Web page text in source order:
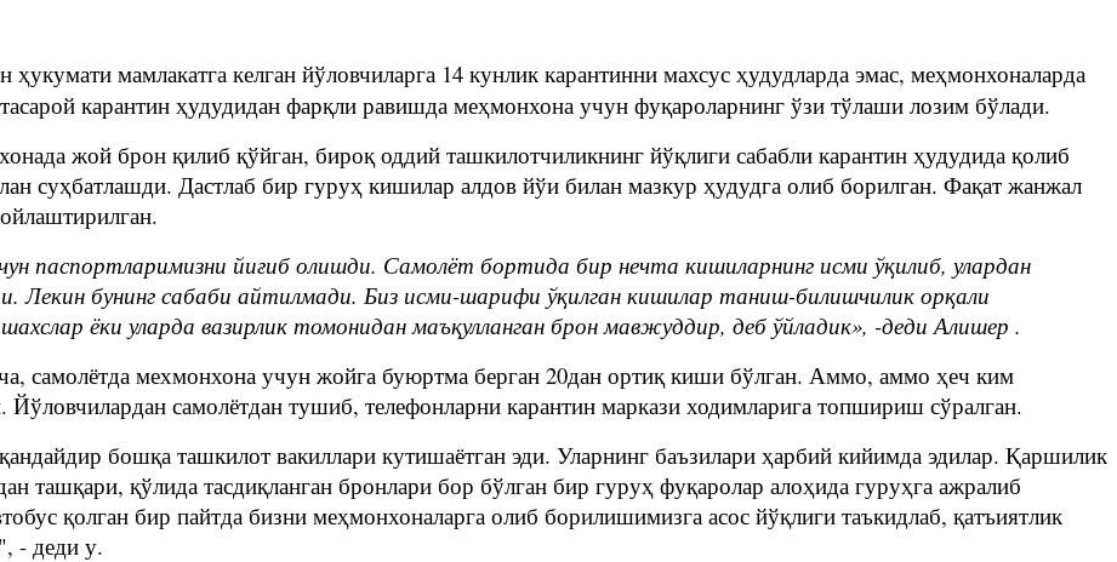
ҳукумати мамлакатга келган йўловчиларга 14 кунлик карантинни махсус ҳудудларда эмас, меҳмонхоналарда
карантин ҳудудидан фарқли равишда меҳмонхона учун фуқароларнинг ўзи тўлаши лозим бўлади.
жой брон қилиб қўйган, бироқ оддий ташкилотчиликнинг йўқлиги сабабли карантин ҳудудида қолиб
суҳбатлашди. Дастлаб бир гуруҳ кишилар алдов йўи билан мазкур ҳудудга олиб борилган. Фақат жанжал
паспортларимизни йиғиб олишди. Самолёт бортида бир нечта кишиларнинг исми ўқилиб, улардан
Лекин бунинг сабаби айтилмади. Биз исми-шарифи ўқилган кишилар таниш-билишчилик орқали
ёки уларда вазирлик томонидан маъқулланган брон мавжуддир, деб ўйладик», -деди Алишер .
самолётда мехмонхона учун жойга буюртма берган 20дан ортиқ киши бўлган. Аммо, аммо ҳеч ким
Йўловчилардан самолётдан тушиб, телефонларни карантин маркази ходимларига топшириш сўралган.
бошқа ташкилот вакиллари кутишаётган эди. Уларнинг баъзилари ҳарбий кийимда эдилар. Қаршилик
ташқари, қўлида тасдиқланган бронлари бор бўлган бир гуруҳ фуқаролар алоҳида гуруҳга ажралиб
қолган бир пайтда бизни меҳмонхоналарга олиб борилишимизга асос йўқлиги таъкидлаб, қатъиятлик
- деди у.